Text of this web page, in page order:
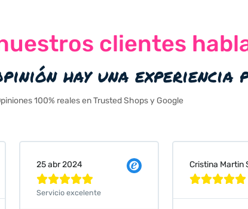
clientes
hay una experiencia
100% reales en Trusted Shops y Google
Cristina Martin Serrano

Vanessa
